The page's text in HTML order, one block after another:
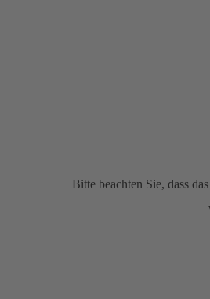
Bitte beachten Sie, dass